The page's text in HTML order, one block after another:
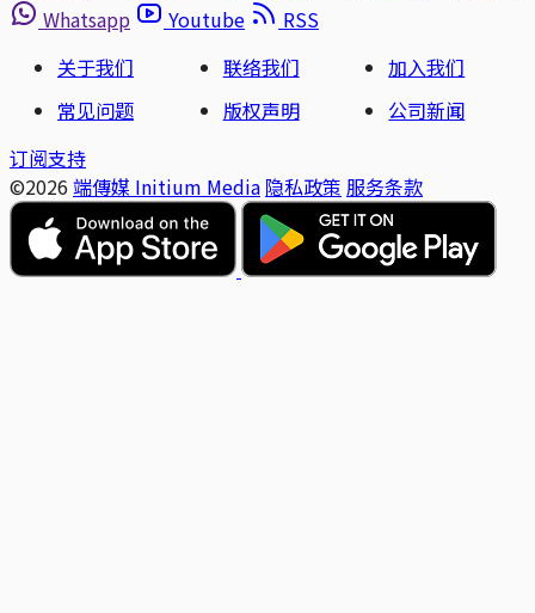
Whatsapp
Youtube
RSS
关于我们
联络我们
加入我们
常见问题
版权声明
公司新闻
订阅支持
©2026 端傳媒 Initium Media 隐私政策 服务条款